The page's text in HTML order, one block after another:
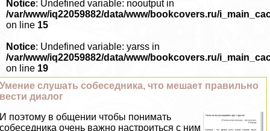
Notice: Undefined variable: nooutput in
/var/www/iq22059882/data/www/bookcovers.ru/
on line 15
Notice: Undefined variable: yarss in
/var/www/iq22059882/data/www/bookcovers.ru/
on line 19
Умение слушать собеседника, что мешает правильно
вести диалог
И поэтому в общении чтобы понимать
собеседника очень важно настроиться с ним